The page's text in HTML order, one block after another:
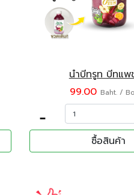
น้ำบีทรูท บีทแพ
99.00 Baht. /
-
ซื้อสินค้า